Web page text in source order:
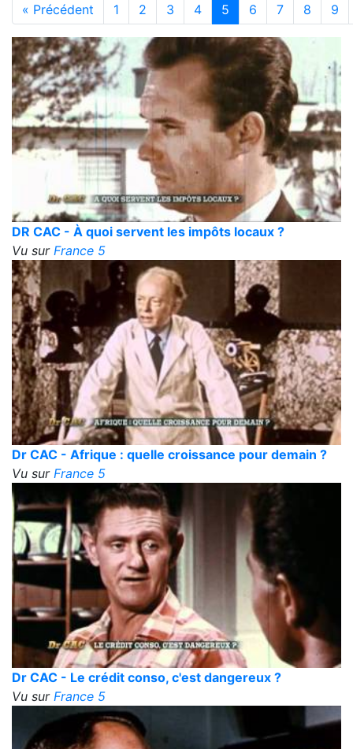
« Précédent
1 2 3 4 5 6 7 8 9
DR CAC - À quoi servent les impôts locaux ?
Vu sur France 5
Dr CAC - Afrique : quelle croissance pour demain ?
Vu sur France 5
Dr CAC - Le crédit conso, c'est dangereux ?
Vu sur France 5